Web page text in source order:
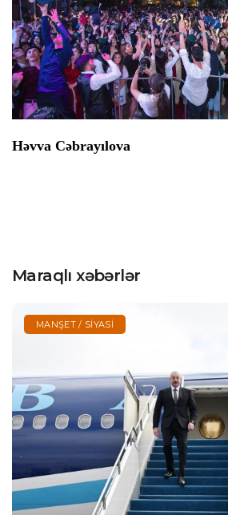
Həvva Cəbrayılova
Maraqlı xəbərlər
MANŞET / SIYASI